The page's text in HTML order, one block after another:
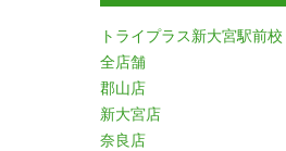
トライプラス新大宮駅前校
全店舗
郡山店
新大宮店
奈良店